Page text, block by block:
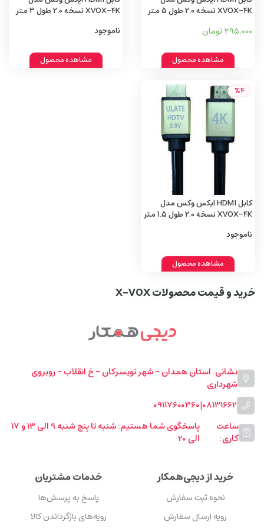
XVOX-4K نسخه 2.0 طول 5 متر
295,000 تومان
مشاهده محصول
XVOX-4K نسخه 2.0 طول 3 متر
ناموجود
مشاهده محصول
%4
کابل HDMI ایکس وکس مدل
XVOX-4K نسخه 2.0 طول 1.5 متر
ناموجود
مشاهده محصول
خرید و قیمت محصولات X-VOX
نشانی: استان همدان - شهر تویسرکان - خ انقلاب - روبروی
شهرداری
08131662
|
09117600360
ساعت
کاری:
پاسخگوی شما هستیم: شنبه تا پنج شنبه 9 الی 13 و 17
الی 20
خرید از دیجی‌همکار
نحوه ثبت سفارش
رویه ارسال سفارش
خدمات مشتریان
پاسخ به پرسش‌ها
رویه‌های بازگرداندن کالا